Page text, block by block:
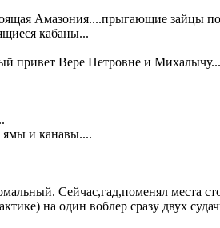
Амазония....прыгающие зайцы
кабаны...
привет Вере Петровне и
ямы и канавы....
Сейчас,гад,поменял места
на один воблер сразу двух